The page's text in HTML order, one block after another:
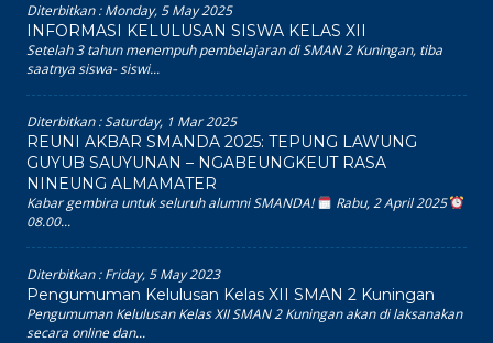
Diterbitkan :Monday, 5 May 2025
INFORMASI KELULUSAN SISWA KELAS XII
Setelah 3 tahun menempuh pembelajaran di SMAN 2 Kuningan, tiba
saatnya siswa- siswi...
Diterbitkan :Saturday, 1 Mar 2025
REUNI AKBAR SMANDA 2025: TEPUNG LAWUNG
GUYUB SAUYUNAN – NGABEUNGKEUT RASA
NINEUNG ALMAMATER
Kabar gembira untuk seluruh alumni SMANDA!
Rabu, 2 April 2025
08.00...
Diterbitkan :Friday, 5 May 2023
Pengumuman Kelulusan Kelas XII SMAN 2 Kuningan
Pengumuman Kelulusan Kelas XII SMAN 2 Kuningan akan di laksanakan
secara online dan...